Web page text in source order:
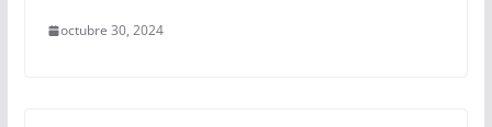
octubre 30, 2024